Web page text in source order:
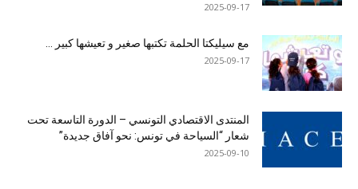
2025-09-17
مع سيليكتا الحلمة تكتبها صغير و تعيشها كبير …
2025-09-17
المنتدى الاقتصادي التونسي – الدورة التاسعة تحت
شعار “السياحة في تونس: نحو آفاق جديدة”
2025-09-10